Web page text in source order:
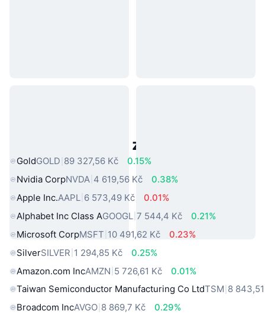
Populární aktiva z reálného světa
GoldGOLD 89 327,56 Kč
0.15%
Nvidia CorpNVDA 4 619,56 Kč
0.38%
Apple Inc.AAPL 6 573,49 Kč
0.01%
Alphabet Inc Class AGOOGL 7 544,4 Kč
0.21%
Microsoft CorpMSFT 10 491,62 Kč
0.23%
SilverSILVER 1 294,85 Kč
0.25%
Amazon.com IncAMZN 5 726,61 Kč
0.01%
Taiwan Semiconductor Manufacturing Co LtdTSM 8
Broadcom IncAVGO 8 869,7 Kč
0.29%